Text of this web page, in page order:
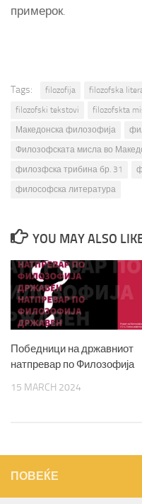
примерок.
Tags: filozofija filozofska
filozofski tekstovi
filozofskta
Македонска филозофија
Филозофската мисла во
филозфска трибина бр. 31
философска литература
YOU MAY ALSO
Победници на државниот
натпревар по Филозофија
15 MARCH 2024
ПОВЕЌЕ